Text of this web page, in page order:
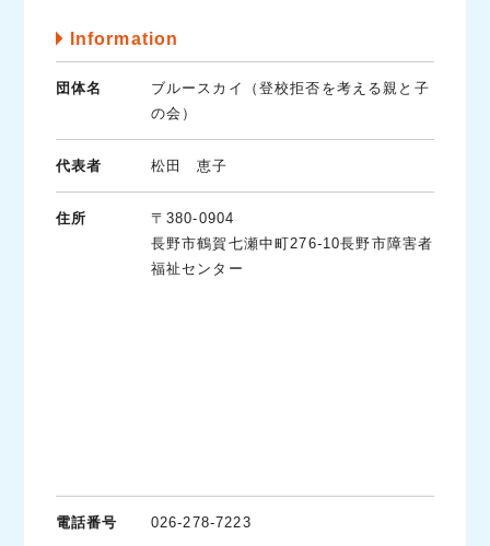
Information
団体名
ブルースカイ（登校拒否を考える親と子
の会）
代表者 松田 恵子
住所
〒380-0904
長野市鶴賀七瀬中町276-10長野市障害者
福祉センター
電話番号 026-278-7223